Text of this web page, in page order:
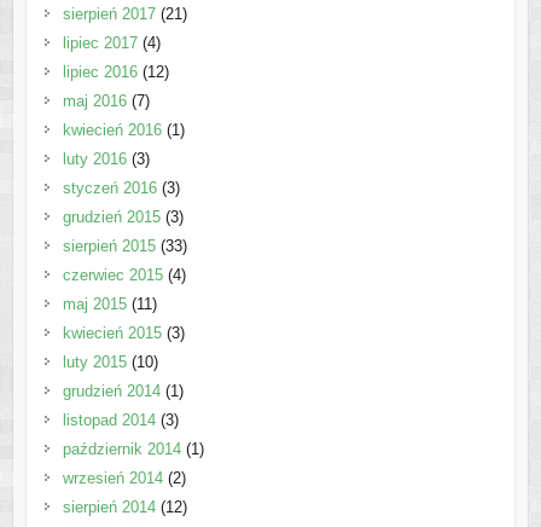
sierpień 2017(21)
lipiec 2017(4)
lipiec 2016(12)
maj 2016(7)
kwiecień 2016(1)
luty 2016(3)
styczeń 2016(3)
grudzień 2015(3)
sierpień 2015(33)
czerwiec 2015(4)
maj 2015(11)
kwiecień 2015(3)
luty 2015(10)
grudzień 2014(1)
listopad 2014(3)
październik 2014(1)
wrzesień 2014(2)
sierpień 2014(12)